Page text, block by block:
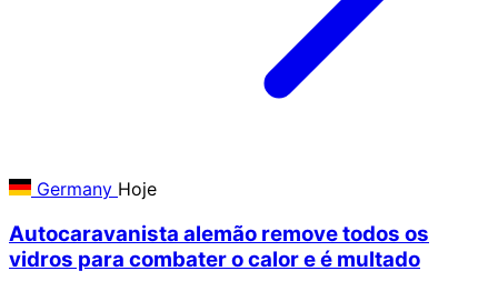
Germany Hoje
Autocaravanista alemão remove todos os
vidros para combater o calor e é multado